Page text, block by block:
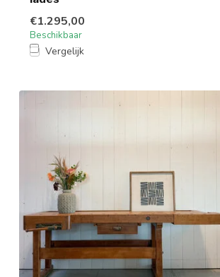
€1.295,00
Beschikbaar
Vergelijk